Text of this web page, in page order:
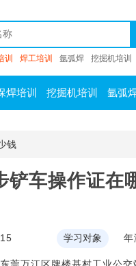
训 焊工培训 氩弧焊 挖掘机培训
焊培训 挖掘机培训 氩弧
钱
铲车操作证在
15 学习对象 年